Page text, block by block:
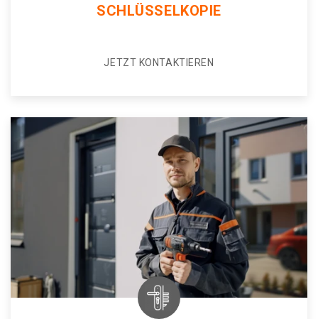
SCHLÜSSELKOPIE
JETZT KONTAKTIEREN